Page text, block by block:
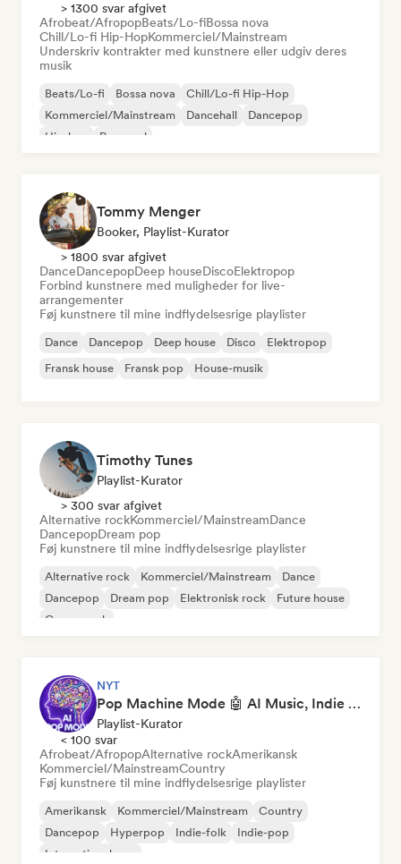
> 1300 svar afgivet
Afrobeat/AfropopBeats/Lo-fiBossa nova
Chill/Lo-fi Hip-HopKommerciel/Mainstream
Underskriv kontrakter med kunstnere eller udgiv deres
musik
Beats/Lo-fi Bossa nova
Chill/Lo-fi Hip-Hop
Kommerciel/Mainstream
Dancehall
Dancepop
Hip-hop
Pop-soul
Tommy Menger
Booker, Playlist-Kurator
> 1800 svar afgivet
DanceDancepopDeep houseDiscoElektropop
Forbind kunstnere med muligheder for live-
arrangementer
Føj kunstnere til mine indflydelsesrige playlister
Dance Dancepop Deep house Disco
Elektropop
Fransk house
Fransk pop House-musik
Timothy Tunes
Playlist-Kurator
> 300 svar afgivet
Alternative rockKommerciel/MainstreamDance
DancepopDream pop
Føj kunstnere til mine indflydelsesrige playlister
Alternative rock Kommerciel/Mainstream
Dance
Dancepop
Dream pop Elektronisk rock
Future house
Garagerock
NYT
Pop Machine Mode 🤖 AI Music, Indie Pop & Dream Pop
Playlist-Kurator
< 100 svar
Afrobeat/AfropopAlternative rockAmerikansk
Kommerciel/MainstreamCountry
Føj kunstnere til mine indflydelsesrige playlister
Amerikansk Kommerciel/Mainstream
Country
Dancepop
Hyperpop Indie-folk
Indie-pop
International pop